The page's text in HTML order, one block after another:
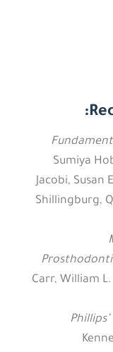
Sumiya
Jacobi, Susan
Shillingburg,
Carr, William